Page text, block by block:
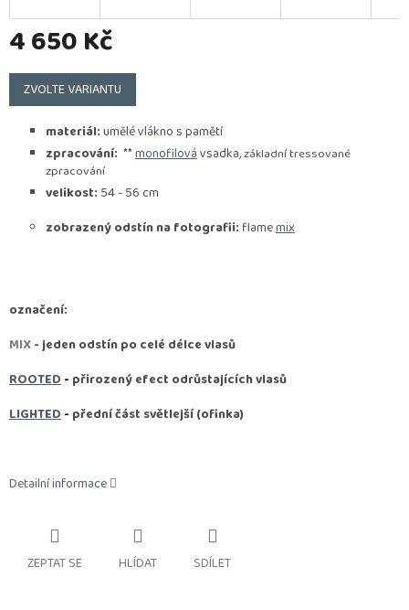
4 650 Kč
Měrná
cena:
ZVOLTE VARIANTU
materiál:umělé vlákno s pamětí
zpracování: **monofilovávsadka,základní tressované
zpracování
velikost: 54 - 56 cm
zobrazený odstín na fotografii: flamemix
označení:
MIX- jeden odstín po celé délce vlasů
ROOTED- přirozený efect odrůstajících vlasů
LIGHTED- přední část světlejší (ofinka)
Detailní informace
ZEPTAT SE HLÍDAT SDÍLET